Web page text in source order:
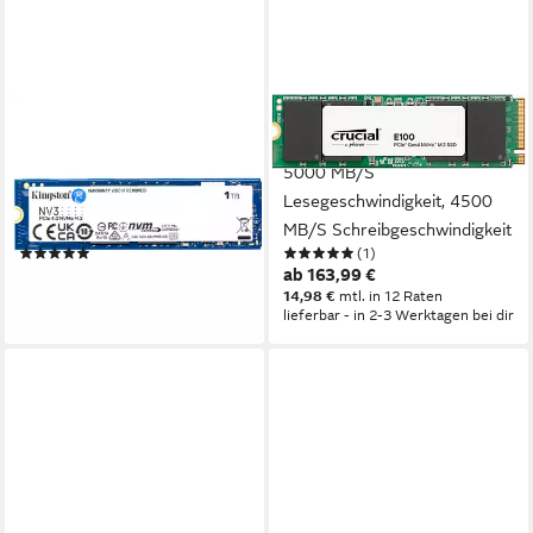
6000 MB/S
Lesegeschwindigkeit, 4000
MB/S Schreibgeschwindigkeit
(1)
CRUCIAL
E100 interne SSD (1000 GB)
5000 MB/S
Lesegeschwindigkeit, 4500
MB/S Schreibgeschwindigkeit
(1)
ab 163,99 €
14,98 € mtl. in 12 Raten
lieferbar - in 2-3 Werktagen bei dir